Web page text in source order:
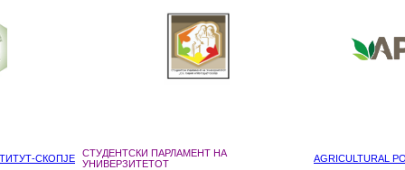
СКОПЈЕ
СТУДЕНТСКИ ПАРЛАМЕНТ НА
УНИВЕРЗИТЕТОТ
AGRICULTURAL